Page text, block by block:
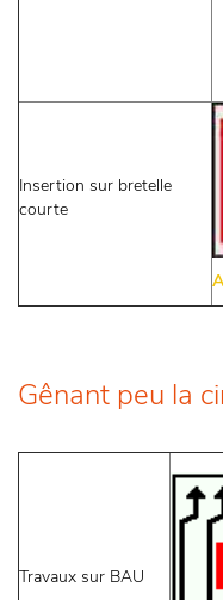
Insertion sur bretelle
courte
Gênant peu la
Travaux sur BAU